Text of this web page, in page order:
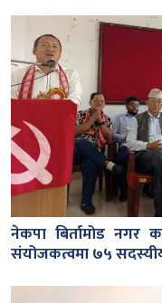
नेकपा बिर्तामोड नगर
संयोजकत्वमा ७५